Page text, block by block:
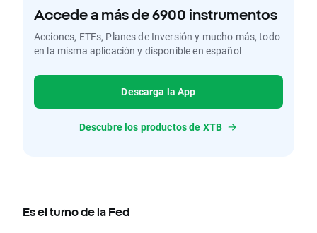
Accede a más de 6900 instrumentos
Acciones, ETFs, Planes de Inversión y mucho más, todo
en la misma aplicación y disponible en español
Descarga la App
Descubre los productos de XTB
Es el turno de la Fed